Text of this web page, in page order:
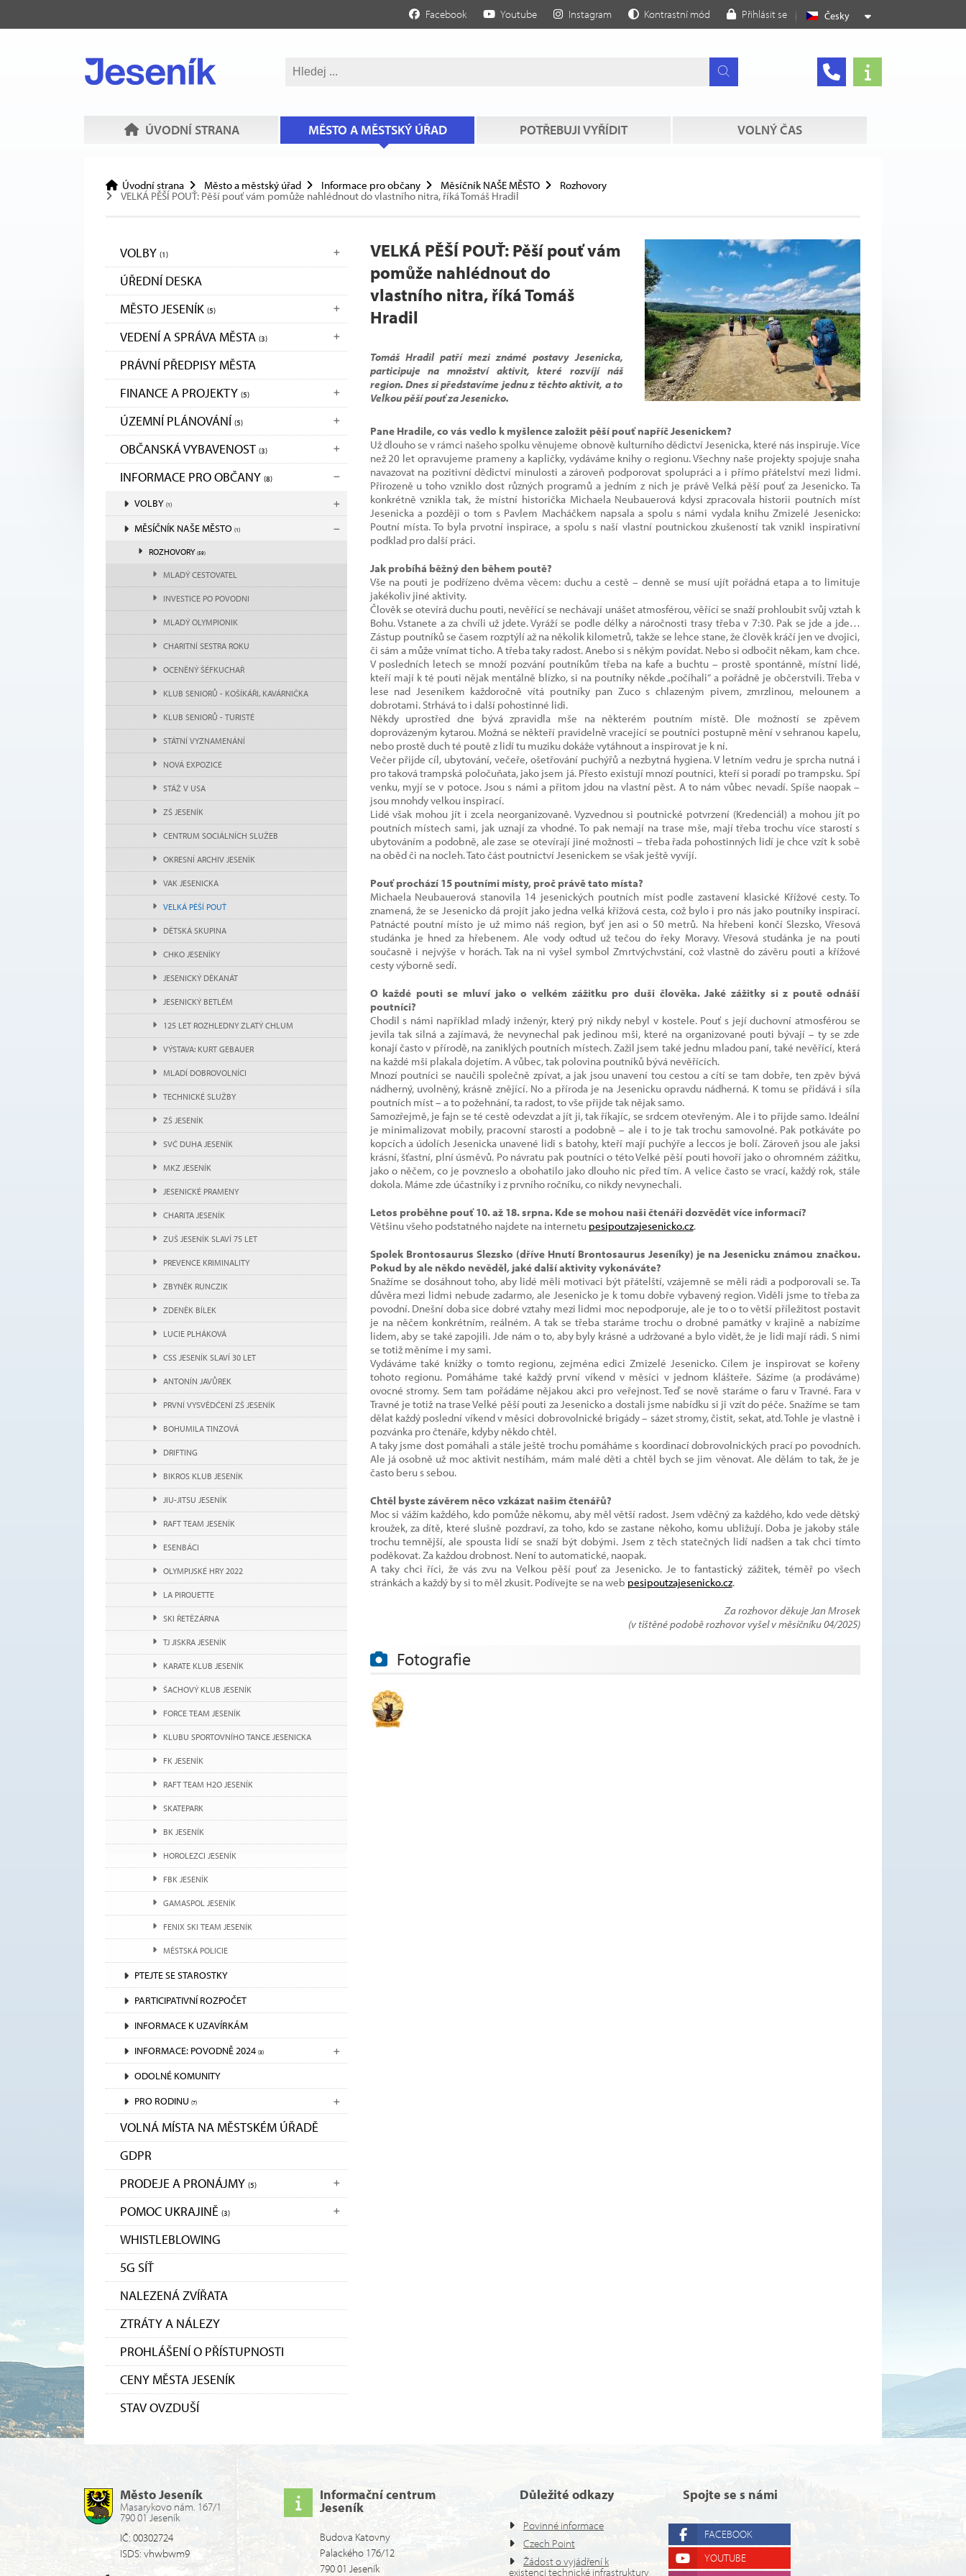
Česky
Facebook Youtube Instagram Kontrastní mód Přihlásit se
ÚVODNÍ STRANA MĚSTO A MĚSTSKÝ ÚŘAD POTŘEBUJI VYŘÍDIT VOLNÝ ČAS
Úvodní strana Město a městský úřad Informace pro občany Měsíčník NAŠE MĚSTO Rozhovory
VELKÁ PĚŠÍ POUŤ: Pěší pouť vám pomůže nahlédnout do vlastního nitra, říká Tomáš Hradil
VOLBY (1)
ÚŘEDNÍ DESKA
MĚSTO JESENÍK (5)
VEDENÍ A SPRÁVA MĚSTA (3)
PRÁVNÍ PŘEDPISY MĚSTA
FINANCE A PROJEKTY (5)
ÚZEMNÍ PLÁNOVÁNÍ (5)
OBČANSKÁ VYBAVENOST (3)
INFORMACE PRO OBČANY (8)
VOLBY (1)
MĚSÍČNÍK NAŠE MĚSTO (1)
ROZHOVORY (59)
MLADÝ CESTOVATEL
INVESTICE PO POVODNI
MLADÝ OLYMPIONIK
CHARITNÍ SESTRA ROKU
OCENĚNÝ ŠÉFKUCHAŘ
KLUB SENIORŮ - KOŠÍKÁŘI, KAVÁRNIČKA
KLUB SENIORŮ - TURISTÉ
STÁTNÍ VYZNAMENÁNÍ
NOVÁ EXPOZICE
STÁŽ V USA
ZŠ JESENÍK
CENTRUM SOCIÁLNÍCH SLUŽEB
OKRESNÍ ARCHIV JESENÍK
VAK JESENICKA
VELKÁ PĚŠÍ POUŤ
DĚTSKÁ SKUPINA
CHKO JESENÍKY
JESENICKÝ DĚKANÁT
JESENICKÝ BETLÉM
125 LET ROZHLEDNY ZLATÝ CHLUM
VÝSTAVA: KURT GEBAUER
MLADÍ DOBROVOLNÍCI
TECHNICKÉ SLUŽBY
ZŠ JESENÍK
SVČ DUHA JESENÍK
MKZ JESENÍK
JESENICKÉ PRAMENY
CHARITA JESENÍK
ZUŠ JESENÍK SLAVÍ 75 LET
PREVENCE KRIMINALITY
ZBYNĚK RUNCZIK
ZDENĚK BÍLEK
LUCIE PLHÁKOVÁ
CSS JESENÍK SLAVÍ 30 LET
ANTONÍN JAVŮREK
PRVNÍ VYSVĚDČENÍ ZŠ JESENÍK
BOHUMILA TINZOVÁ
DRIFTING
BIKROS KLUB JESENÍK
JIU-JITSU JESENÍK
RAFT TEAM JESENÍK
ESENBÁCI
OLYMPIJSKÉ HRY 2022
LA PIROUETTE
SKI ŘETĚZÁRNA
TJ JISKRA JESENÍK
KARATE KLUB JESENÍK
ŠACHOVÝ KLUB JESENÍK
FORCE TEAM JESENÍK
KLUBU SPORTOVNÍHO TANCE JESENICKA
FK JESENÍK
RAFT TEAM H2O JESENÍK
SKATEPARK
BK JESENÍK
HOROLEZCI JESENÍK
FBK JESENÍK
GAMASPOL JESENÍK
FENIX SKI TEAM JESENÍK
MĚSTSKÁ POLICIE
PTEJTE SE STAROSTKY
PARTICIPATIVNÍ ROZPOČET
INFORMACE K UZAVÍRKÁM
INFORMACE: POVODNĚ 2024 (3)
ODOLNÉ KOMUNITY
PRO RODINU (7)
VOLNÁ MÍSTA NA MĚSTSKÉM ÚŘADĚ
GDPR
PRODEJE A PRONÁJMY (5)
POMOC UKRAJINĚ (3)
WHISTLEBLOWING
5G SÍŤ
NALEZENÁ ZVÍŘATA
ZTRÁTY A NÁLEZY
PROHLÁŠENÍ O PŘÍSTUPNOSTI
CENY MĚSTA JESENÍK
STAV OVZDUŠÍ
VELKÁ PĚŠÍ POUŤ: Pěší pouť vám
pomůže nahlédnout do
vlastního nitra, říká Tomáš
Hradil
Tomáš Hradil patří mezi známé postavy Jesenicka,
participuje na množství aktivit, které rozvíjí náš
region. Dnes si představíme jednu z těchto aktivit, a to
Velkou pěší pouť za Jesenicko.
Pane Hradile, co vás vedlo k myšlence založit pěší pouť napříč Jesenickem?
Už dlouho se v rámci našeho spolku věnujeme obnově kulturního dědictví Jesenicka, které nás inspiruje. Více
než 20 let opravujeme prameny a kapličky, vydáváme knihy o regionu. Všechny naše projekty spojuje snaha
navazovat na pozitivní dědictví minulosti a zároveň podporovat spolupráci a i přímo přátelství mezi lidmi.
Přirozeně u toho vzniklo dost různých programů a jedním z nich je právě Velká pěší pouť za Jesenicko. Ta
konkrétně vznikla tak, že místní historička Michaela Neubauerová kdysi zpracovala historii poutních míst
Jesenicka a později o tom s Pavlem Macháčkem napsala a spolu s námi vydala knihu Zmizelé Jesenicko:
Poutní místa. To byla prvotní inspirace, a spolu s naší vlastní poutnickou zkušeností tak vznikl inspirativní
podklad pro další práci.
Jak probíhá běžný den během poutě?
Vše na pouti je podřízeno dvěma věcem: duchu a cestě – denně se musí ujít pořádná etapa a to limituje
jakékoliv jiné aktivity.
Člověk se otevírá duchu pouti, nevěřící se nechávají unášet atmosférou, věřící se snaží prohloubit svůj vztah k
Bohu. Vstanete a za chvíli už jdete. Vyráží se podle délky a náročnosti trasy třeba v 7:30. Pak se jde a jde…
Zástup poutníků se časem rozptýlí až na několik kilometrů, takže se lehce stane, že člověk kráčí jen ve dvojici,
či sám a může vnímat ticho. A třeba taky radost. Anebo si s někým povídat. Nebo si odbočit někam, kam chce.
V posledních letech se množí pozvání poutníkům třeba na kafe a buchtu – prostě spontánně, místní lidé,
kteří mají k té pouti nějak mentálně blízko, si na poutníky někde „počíhali“ a pořádně je občerstvili. Třeba v
lese nad Jeseníkem každoročně vítá poutníky pan Zuco s chlazeným pivem, zmrzlinou, melounem a
dobrotami. Strhává to i další pohostinné lidi.
Někdy uprostřed dne bývá zpravidla mše na některém poutním místě. Dle možností se zpěvem
doprovázeným kytarou. Možná se někteří pravidelně vracející se poutníci postupně mění v sehranou kapelu,
nebo prostě duch té poutě z lidí tu muziku dokáže vytáhnout a inspirovat je k ní.
Večer přijde cíl, ubytování, večeře, ošetřování puchýřů a nezbytná hygiena. V letním vedru je sprcha nutná i
pro taková trampská poločuňata, jako jsem já. Přesto existují mnozí poutníci, kteří si poradí po trampsku. Spí
venku, myjí se v potoce. Jsou s námi a přitom jdou na vlastní pěst. A to nám vůbec nevadí. Spíše naopak –
jsou mnohdy velkou inspirací.
Lidé však mohou jít i zcela neorganizovaně. Vyzvednou si poutnické potvrzení (Kredenciál) a mohou jít po
poutních místech sami, jak uznají za vhodné. To pak nemají na trase mše, mají třeba trochu více starostí s
ubytováním a podobně, ale zase se otevírají jiné možnosti – třeba řada pohostinných lidí je chce vzít k sobě
na oběd či na nocleh. Tato část poutnictví Jesenickem se však ještě vyvíjí.
Pouť prochází 15 poutními místy, proč právě tato místa?
Michaela Neubauerová stanovila 14 jesenických poutních míst podle zastavení klasické Křížové cesty. To
znamená, že se Jesenicko dá projít jako jedna velká křížová cesta, což bylo i pro nás jako poutníky inspirací.
Patnácté poutní místo je už mimo náš region, byť jen asi o 50 metrů. Na hřebeni končí Slezsko, Vřesová
studánka je hned za hřebenem. Ale vody odtud už tečou do řeky Moravy. Vřesová studánka je na pouti
současně i nejvýše v horách. Tak na ni vyšel symbol Zmrtvýchvstání, což vlastně do závěru pouti a křížové
cesty výborně sedí.
O každé pouti se mluví jako o velkém zážitku pro duši člověka. Jaké zážitky si z poutě odnáší
poutníci?
Chodil s námi například mladý inženýr, který prý nikdy nebyl v kostele. Pouť s její duchovní atmosférou se
jevila tak silná a zajímavá, že nevynechal pak jedinou mši, které na organizované pouti bývají – ty se zde
konají často v přírodě, na zaniklých poutních místech. Zažil jsem také jednu mladou paní, také nevěřící, která
na každé mši plakala dojetím. A vůbec, tak polovina poutníků bývá nevěřících.
Mnozí poutníci se naučili společně zpívat, a jak jsou unavení tou cestou a cítí se tam dobře, ten zpěv bývá
nádherný, uvolněný, krásně znějící. No a příroda je na Jesenicku opravdu nádherná. K tomu se přidává i síla
poutních míst – a to požehnání, ta radost, to vše přijde tak nějak samo.
Samozřejmě, je fajn se té cestě odevzdat a jít ji, tak říkajíc, se srdcem otevřeným. Ale i to přijde samo. Ideální
je minimalizovat mobily, pracovní starosti a podobně – ale i to je tak trochu samovolné. Pak potkáváte po
kopcích a údolích Jesenicka unavené lidi s batohy, kteří mají puchýře a leccos je bolí. Zároveň jsou ale jaksi
krásní, šťastní, plní úsměvů. Po návratu pak poutníci o této Velké pěší pouti hovoří jako o ohromném zážitku,
jako o něčem, co je povzneslo a obohatilo jako dlouho nic před tím. A velice často se vrací, každý rok, stále
dokola. Máme zde účastníky i z prvního ročníku, co nikdy nevynechali.
Letos proběhne pouť 10. až 18. srpna. Kde se mohou naši čtenáři dozvědět více informací?
Většinu všeho podstatného najdete na internetu pesipoutzajesenicko.cz.
Spolek Brontosaurus Slezsko (dříve Hnutí Brontosaurus Jeseníky) je na Jesenicku známou značkou.
Pokud by ale někdo nevěděl, jaké další aktivity vykonáváte?
Snažíme se dosáhnout toho, aby lidé měli motivaci být přátelští, vzájemně se měli rádi a podporovali se. Ta
důvěra mezi lidmi nebude zadarmo, ale Jesenicko je k tomu dobře vybavený region. Viděli jsme to třeba za
povodní. Dnešní doba sice dobré vztahy mezi lidmi moc nepodporuje, ale je to o to větší příležitost postavit
je na něčem konkrétním, reálném. A tak se třeba staráme trochu o drobné památky v krajině a nabízíme
lidem, aby se také zapojili. Jde nám o to, aby byly krásné a udržované a bylo vidět, že je lidi mají rádi. S nimi
se totiž měníme i my sami.
Vydáváme také knížky o tomto regionu, zejména edici Zmizelé Jesenicko. Cílem je inspirovat se kořeny
tohoto regionu. Pomáháme také každý první víkend v měsíci v jednom klášteře. Sázíme (a prodáváme)
ovocné stromy. Sem tam pořádáme nějakou akci pro veřejnost. Teď se nově staráme o faru v Travné. Fara v
Travné je totiž na trase Velké pěší pouti za Jesenicko a dostali jsme nabídku si ji vzít do péče. Snažíme se tam
dělat každý poslední víkend v měsíci dobrovolnické brigády – sázet stromy, čistit, sekat, atd. Tohle je vlastně i
pozvánka pro čtenáře, kdyby někdo chtěl.
A taky jsme dost pomáhali a stále ještě trochu pomáháme s koordinací dobrovolnických prací po povodních.
Ale já osobně už moc aktivit nestíhám, mám malé děti a chtěl bych se jim věnovat. Ale dělám to tak, že je
často beru s sebou.
Chtěl byste závěrem něco vzkázat našim čtenářů?
Moc si vážím každého, kdo pomůže někomu, aby měl větší radost. Jsem vděčný za každého, kdo vede dětský
kroužek, za dítě, které slušně pozdraví, za toho, kdo se zastane někoho, komu ubližují. Doba je jakoby stále
trochu temnější, ale spousta lidí se snaží být dobými. Jsem z těch statečných lidí nadšen a tak chci tímto
poděkovat. Za každou drobnost. Není to automatické, naopak.
A taky chci říci, že vás zvu na Velkou pěší pouť za Jesenicko. Je to fantastický zážitek, téměř po všech
stránkách a každý by si to měl zkusit. Podívejte se na web pesipoutzajesenicko.cz.
Za rozhovor děkuje Jan Mrosek
(v tištěné podobě rozhovor vyšel v měsíčníku 04/2025)
Fotografie
Město Jeseník
Masarykovo nám. 167/1
790 01 Jeseník
IČ: 00302724
ISDS: vhwbwm9
Informační centrum
Jeseník
Budova Katovny
Palackého 176/12
790 01 Jeseník
Důležité odkazy
Povinné informace
Czech Point
Žádost o vyjádření k
existenci technické infrastruktury
Spojte se s námi
FACEBOOK
YOUTUBE